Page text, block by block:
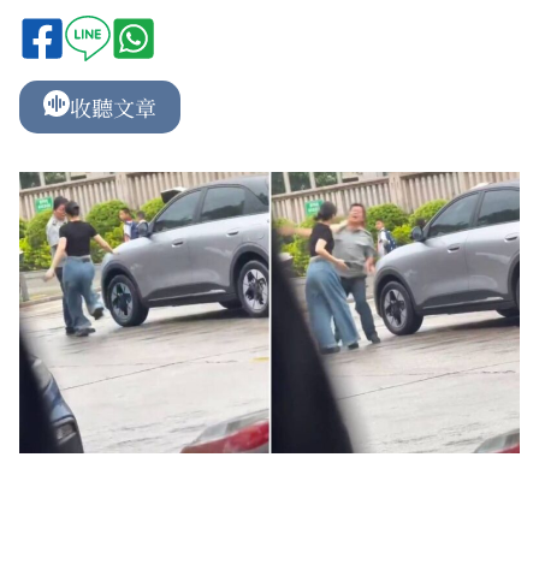
收聽文章